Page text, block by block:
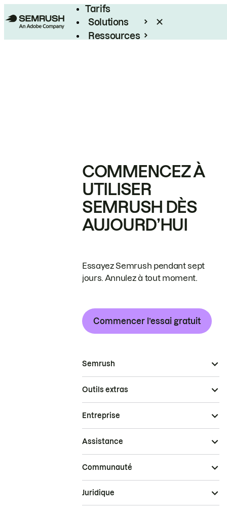
Tarifs
Solutions
Ressources
COMMENCEZ À
UTILISER
SEMRUSH DÈS
AUJOURD’HUI
Essayez Semrush pendant sept
jours. Annulez à tout moment.
Commencer l’essai gratuit
Semrush
Outils extras
Entreprise
Assistance
Communauté
Juridique